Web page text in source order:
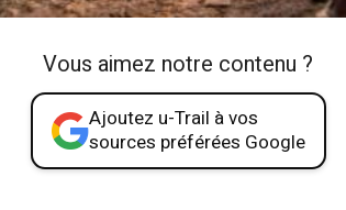
Vous aimez notre contenu ?
Ajoutez u-Trail à vos
sources préférées Google